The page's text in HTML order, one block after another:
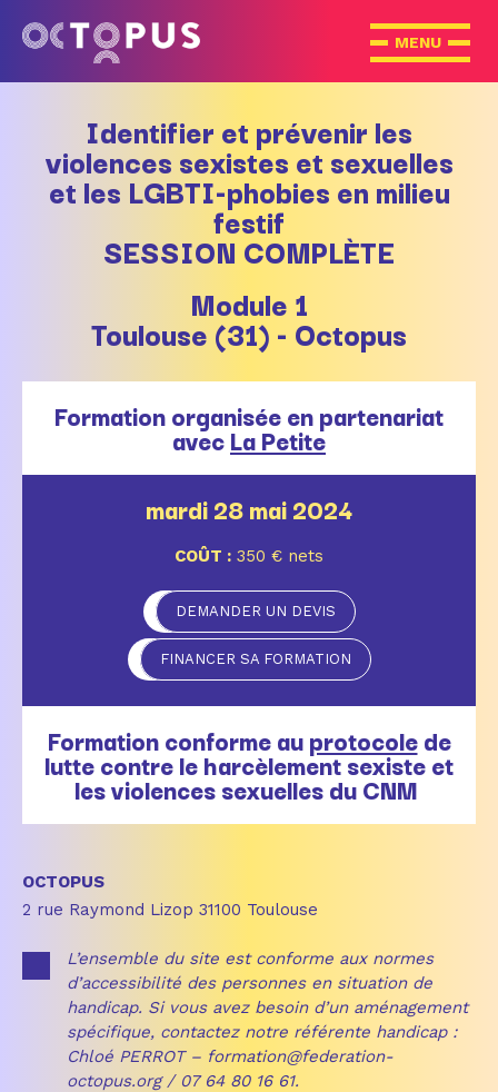
Identifier et prévenir les
violences sexistes et sexuelles
et les LGBTI-phobies en milieu
festif
SESSION COMPLÈTE
Module 1
Toulouse (31) - Octopus
Formation organisée en partenariat
avecLa Petite
mardi 28 mai 2024
COÛT : 350 € nets
DEMANDER UN DEVIS
FINANCER SA FORMATION
Formation conforme auprotocolede
lutte contre le harcèlement sexiste et
les violences sexuelles du CNM
OCTOPUS
2 rue Raymond Lizop 31100 Toulouse
L’ensemble du site est conforme aux normes
d’accessibilité des personnes en situation de
handicap. Si vous avez besoin d’un aménagement
spécifique, contactez notre référente handicap :
Chloé PERROT – formation@federation-
octopus.org / 07 64 80 16 61.